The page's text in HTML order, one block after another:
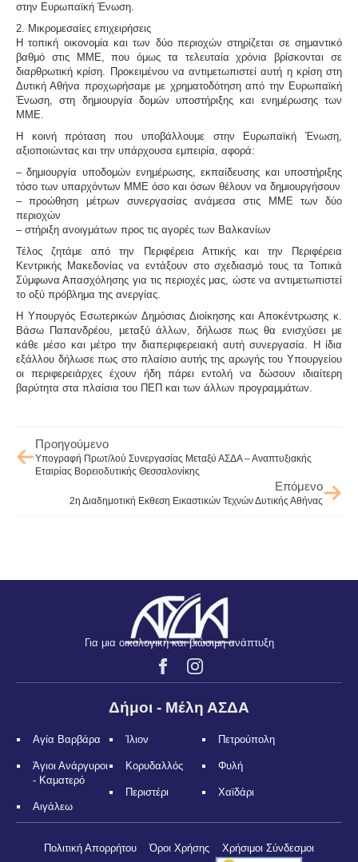
στην Ευρωπαϊκή Ένωση.
2. Μικρομεσαίες επιχειρήσεις
Η τοπική οικονομία και των δύο περιοχών στηρίζεται σε σημαντικό
βαθμό στις ΜΜΕ, που όμως τα τελευταία χρόνια βρίσκονται σε
διαρθρωτική κρίση. Προκειμένου να αντιμετωπιστεί αυτή η κρίση στη
Δυτική Αθήνα προχωρήσαμε με χρηματοδότηση από την Ευρωπαϊκή
Ένωση, στη δημιουργία δομών υποστήριξης και ενημέρωσης των
ΜΜΕ.
Η κοινή πρόταση που υποβάλλουμε στην Ευρωπαϊκή Ένωση,
αξιοποιώντας και την υπάρχουσα εμπειρία, αφορά:
– δημιουργία υποδομών ενημέρωσης, εκπαίδευσης και υποστήριξης
τόσο των υπαρχόντων ΜΜΕ όσο και όσων θέλουν να δημιουργήσουν
– προώθηση μέτρων συνεργασίας ανάμεσα στις ΜΜΕ των δύο
περιοχών
– στήριξη ανοιγμάτων προς τις αγορές των Βαλκανίων
Τέλος ζητάμε από την Περιφέρεια Αττικής και την Περιφέρεια
Κεντρικής Μακεδονίας να εντάξουν στο σχεδιασμό τους τα Τοπικά
Σύμφωνα Απασχόλησης για τις περιοχές μας, ώστε να αντιμετωπιστεί
το οξύ πρόβλημα της ανεργίας.
Η Υπουργός Εσωτερικών Δημόσιας Διοίκησης και Αποκέντρωσης κ.
Βάσω Παπανδρέου, μεταξύ άλλων, δήλωσε πως θα ενισχύσει με
κάθε μέσο και μέτρο την διαπεριφερειακή αυτή συνεργασία. Η ίδια
εξάλλου δήλωσε πως στο πλαίσιο αυτής της αρωγής του Υπουργείου
οι περιφερειάρχες έχουν ήδη πάρει εντολή να δώσουν ιδιαίτερη
βαρύτητα στα πλαίσια του ΠΕΠ και των άλλων προγραμμάτων.
Προηγούμενο
Υπογραφή Πρωτ/λού Συνεργασίας Μεταξύ ΑΣΔΑ – Αναπτυξιακής
Εταιρίας Βορειοδυτικής Θεσσαλονίκης
Επόμενο
2η Διαδημοτική Εκθεση Εικαστικών Τεχνών Δυτικής Αθήνας
Για μια οικολογική και βιώσιμη ανάπτυξη
Δήμοι - Μέλη ΑΣΔΑ
Αγία Βαρβάρα
Άγιοι Ανάργυροι
- Καματερό
Αιγάλεω
Ίλιον
Κορυδαλλός
Περιστέρι
Πετρούπολη
Φυλή
Χαϊδάρι
Πολιτική Απορρήτου Όροι Χρήσης Χρήσιμοι Σύνδεσμοι